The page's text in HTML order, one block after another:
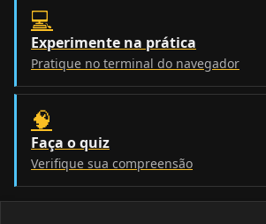
💻
Experimente na prática
Pratique no terminal do navegador
🧠
Faça o quiz
Verifique sua compreensão